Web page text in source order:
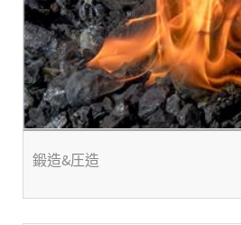
鍛造&圧造